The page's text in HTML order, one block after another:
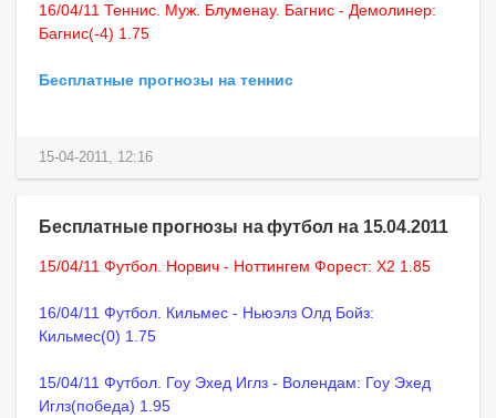
16/04/11 Теннис. Муж. Блуменау. Багнис - Демолинер:
Багнис(-4) 1.75
Бесплатные прогнозы на теннис
15-04-2011, 12:16
Бесплатные прогнозы на футбол на 15.04.2011
15/04/11 Футбол. Норвич - Ноттингем Форест: X2 1.85
16/04/11 Футбол. Кильмес - Ньюэлз Олд Бойз:
Кильмес(0) 1.75
15/04/11 Футбол. Гоу Эхед Иглз - Волендам: Гоу Эхед
Иглз(победа) 1.95